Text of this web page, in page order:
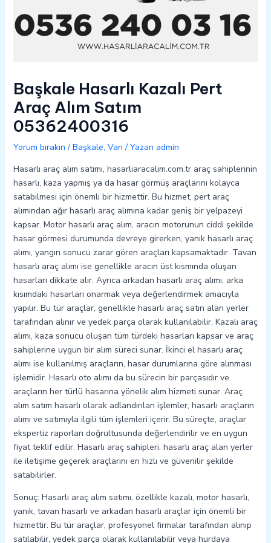
Başkale Hasarlı Kazalı Pert
Araç Alım Satım
05362400316
Yorum bırakın / Başkale, Van / Yazan admin
Hasarlı araç alım satımı, hasarliaracalim.com.tr araç sahiplerinin
hasarlı, kaza yapmış ya da hasar görmüş araçlarını kolayca
satabilmesi için önemli bir hizmettir. Bu hizmet, pert araç
alımından ağır hasarlı araç alımına kadar geniş bir yelpazeyi
kapsar. Motor hasarlı araç alım, aracın motorunun ciddi şekilde
hasar görmesi durumunda devreye girerken, yanık hasarlı araç
alımı, yangın sonucu zarar gören araçları kapsamaktadır. Tavan
hasarlı araç alımı ise genellikle aracın üst kısmında oluşan
hasarları dikkate alır. Ayrıca arkadan hasarlı araç alımı, arka
kısımdaki hasarları onarmak veya değerlendirmek amacıyla
yapılır. Bu tür araçlar, genellikle hasarlı araç satın alan yerler
tarafından alınır ve yedek parça olarak kullanılabilir. Kazalı araç
alımı, kaza sonucu oluşan tüm türdeki hasarları kapsar ve araç
sahiplerine uygun bir alım süreci sunar. İkinci el hasarlı araç
alımı ise kullanılmış araçların, hasar durumlarına göre alınması
işlemidir. Hasarlı oto alımı da bu sürecin bir parçasıdır ve
araçların her türlü hasarına yönelik alım hizmeti sunar. Araç
alım satım hasarlı olarak adlandırılan işlemler, hasarlı araçların
alımı ve satımıyla ilgili tüm işlemleri içerir. Bu süreçte, araçlar
ekspertiz raporları doğrultusunda değerlendirilir ve en uygun
fiyat teklif edilir. Hasarlı araç sahipleri, hasarlı araç alan yerler
ile iletişime geçerek araçlarını en hızlı ve güvenilir şekilde
satabilirler.
Sonuç: Hasarlı araç alım satımı, özellikle kazalı, motor hasarlı,
yanık, tavan hasarlı ve arkadan hasarlı araçlar için önemli bir
hizmettir. Bu tür araçlar, profesyonel firmalar tarafından alınıp
satılabilir, yedek parça olarak kullanılabilir veya hurdaya